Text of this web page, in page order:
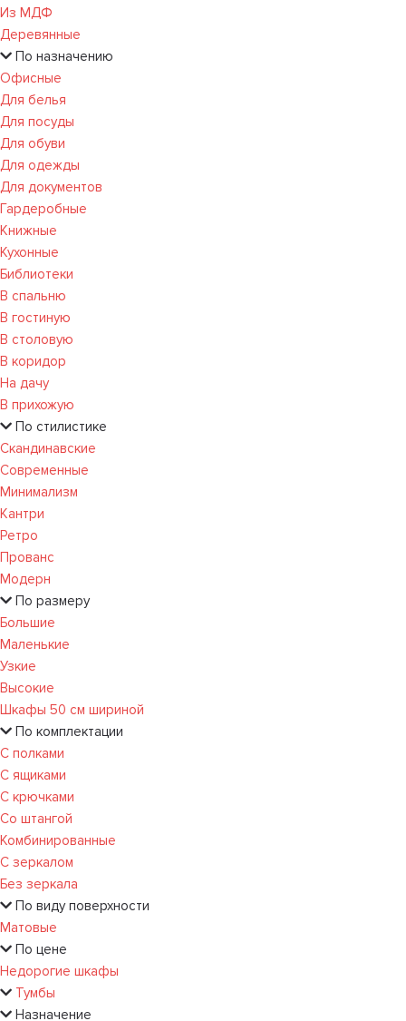
Из МДФ
Деревянные
По назначению
Офисные
Для белья
Для посуды
Для обуви
Для одежды
Для документов
Гардеробные
Книжные
Кухонные
Библиотеки
В спальню
В гостиную
В столовую
В коридор
На дачу
В прихожую
По стилистике
Скандинавские
Современные
Минимализм
Кантри
Ретро
Прованс
Модерн
По размеру
Большие
Маленькие
Узкие
Высокие
Шкафы 50 см шириной
По комплектации
С полками
С ящиками
С крючками
Со штангой
Комбинированные
С зеркалом
Без зеркала
По виду поверхности
Матовые
По цене
Недорогие шкафы
Тумбы
Назначение